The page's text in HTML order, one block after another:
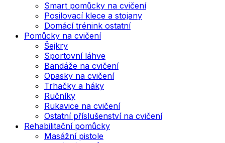
Smart pomůcky na cvičení
Posilovací klece a stojany
Domácí trénink ostatní
Pomůcky na cvičení
Šejkry
Sportovní láhve
Bandáže na cvičení
Opasky na cvičení
Trhačky a háky
Ručníky
Rukavice na cvičení
Ostatní příslušenství na cvičení
Rehabilitační pomůcky
Masážní pistole